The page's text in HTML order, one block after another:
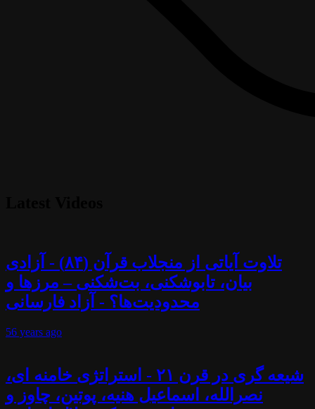
تلاوت آیاتی از منجلاب قرآن (۸۴) - آزادی
بیان، تابوشکنی، بت‌شکنی – مرزها و
محدودیت‌ها؟ - آزاد فارسانی
56 years ago
شیعه گری در قرن ۲۱ - استراتژی خامنه ای،
نصرالله، اسماعیل هنیه، پوتین، چاوز و